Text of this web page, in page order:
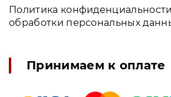
Политика
обработки персональных
Принимаем к оплате